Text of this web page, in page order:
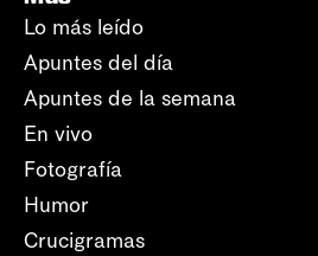
Lo más leído
Apuntes del día
Apuntes de la semana
En vivo
Fotografía
Humor
Crucigramas